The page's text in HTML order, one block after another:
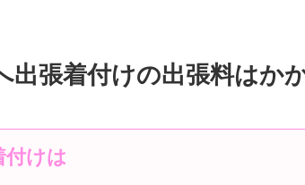
出張着付けの出張料はか
付けは